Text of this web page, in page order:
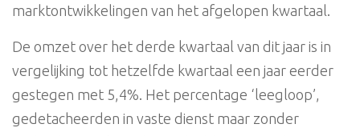
marktontwikkelingen van het afgelopen kwartaal.
De omzet over het derde kwartaal van dit jaar is in
vergelijking tot hetzelfde kwartaal een jaar eerder
gestegen met 5,4%. Het percentage ‘leegloop’,
gedetacheerden in vaste dienst maar zonder